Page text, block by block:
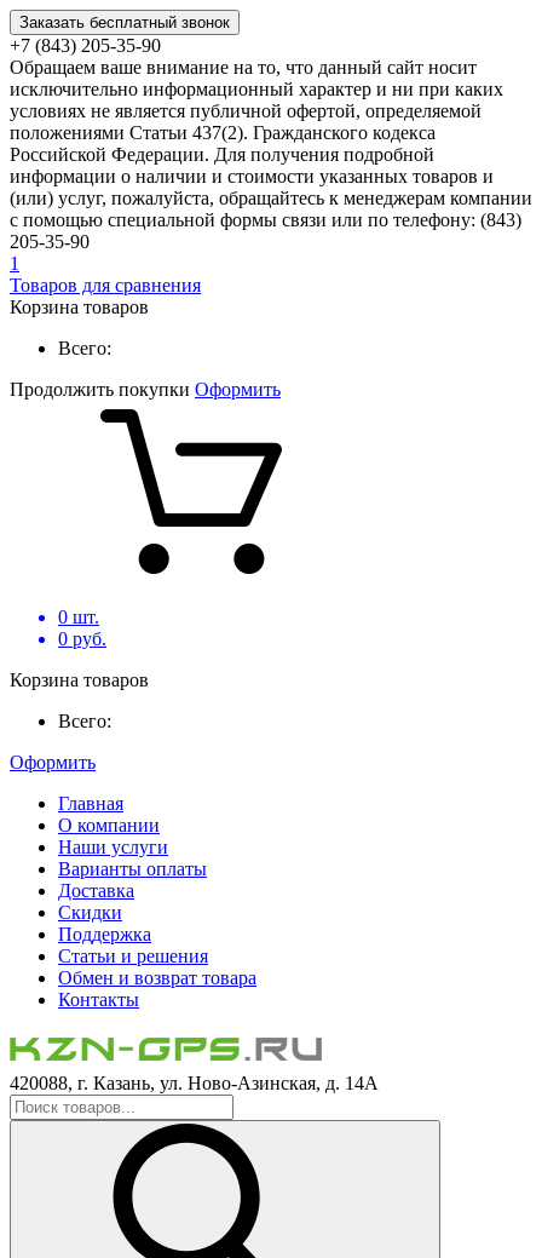
Заказать бесплатный звонок
+7 (843) 205-35-90
Обращаем ваше внимание на то, что данный сайт носит
исключительно информационный характер и ни при каких
условиях не является публичной офертой, определяемой
положениями Статьи 437(2). Гражданского кодекса
Российской Федерации. Для получения подробной
информации о наличии и стоимости указанных товаров и
(или) услуг, пожалуйста, обращайтесь к менеджерам компании
с помощью специальной формы связи или по телефону: (843)
205-35-90
1
Товаров для сравнения
Корзина товаров
Всего:
Продолжить покупки Оформить
0 шт.
0 руб.
Корзина товаров
Всего:
Оформить
Главная
О компании
Наши услуги
Варианты оплаты
Доставка
Скидки
Поддержка
Статьи и решения
Обмен и возврат товара
Контакты
420088, г. Казань, ул. Ново-Азинская, д. 14А